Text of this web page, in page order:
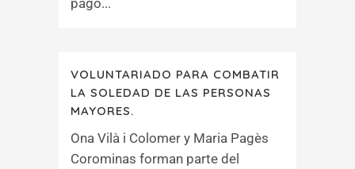
pago...
VOLUNTARIADO PARA COMBATIR
LA SOLEDAD DE LAS PERSONAS
MAYORES.
Ona Vilà i Colomer y Maria Pagès
Corominas forman parte del